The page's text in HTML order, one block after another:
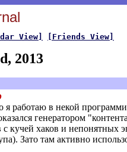
View] [Friends View]
2013
я работаю в некой
генератором
с кучей хаков и
Зато там активно